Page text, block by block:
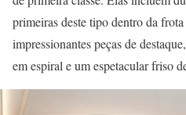
primeiras deste tipo dentro da
impressionantes peças de
em espiral e um espetacular friso